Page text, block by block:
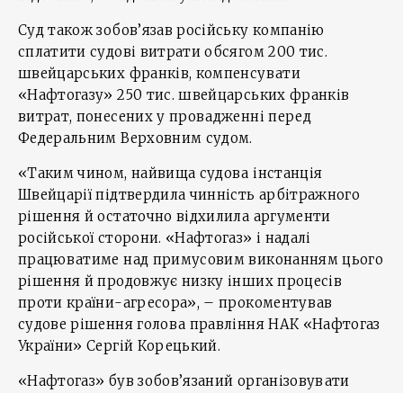
Суд також зобов’язав російську компанію
сплатити судові витрати обсягом 200 тис.
швейцарських франків, компенсувати
«Нафтогазу» 250 тис. швейцарських франків
витрат, понесених у провадженні перед
Федеральним Верховним судом.
«Таким чином, найвища судова інстанція
Швейцарії підтвердила чинність арбітражного
рішення й остаточно відхилила аргументи
російської сторони. «Нафтогаз» і надалі
працюватиме над примусовим виконанням цього
рішення й продовжує низку інших процесів
проти країни-агресора», – прокоментував
судове рішення голова правління НАК «Нафтогаз
України» Сергій Корецький.
«Нафтогаз» був зобов’язаний організовувати